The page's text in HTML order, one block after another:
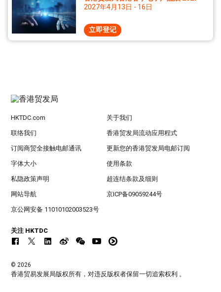
2027年4月13日 - 16日
立即登记
HKTDC.com 关于我们
联络我们 香港贸发局流动应用程式
订阅商贸全接触电邮通讯 更新您的香港贸发局电邮订阅
字体大小 使用条款
私隐政策声明 超连结条款及细则
网站导航 京ICP备09059244号
京公网安备 11010102003523号
关注 HKTDC
© 2026
香港贸易发展局版权所有，对违反版权者保留一切追索权利 。